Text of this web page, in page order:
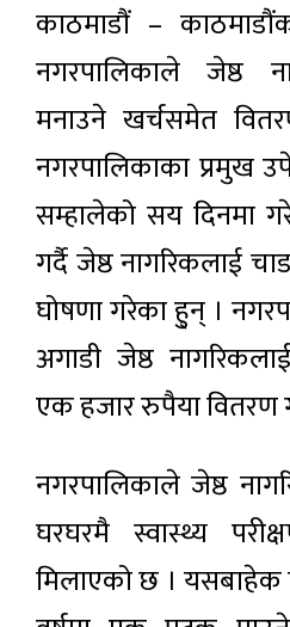
काठमाडौं –
नगरपालिकाले जेष्ठ
मनाउने खर्चसमेत
नगरपालिकाका प्रमुख
सम्हालेको सय दिनमा
गर्दै जेष्ठ नागरिकलाई
घोषणा गरेका हु्न् ।
अगाडी जेष्ठ
एक हजार रुपैया वितरण
नगरपालिकाले जेष्ठ
घरघरमै स्वास्थ्य
मिलाएको छ । यसबाहेक